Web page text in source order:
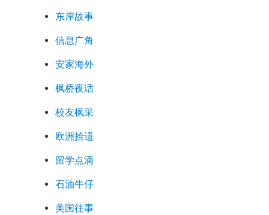
东岸故事
信息广角
安家海外
枫桥夜话
校友枫采
欧洲拾遗
留学点滴
石油牛仔
美国往事